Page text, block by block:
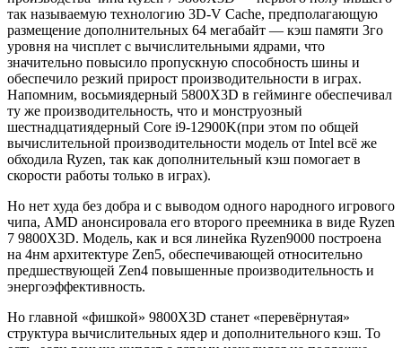
так называемую технологию 3D-V Cache, предполагающую
размещение дополнительных 64 мегабайт — кэш памяти 3го
уровня на чисплет с вычислительными ядрами, что
значительно повысило пропускную способность шины и
обеспечило резкий прирост производительности в играх.
Напомним, восьмиядерный 5800X3D в гейминге обеспечивал
ту же производительность, что и монструозный
шестнадцатиядерный Core i9-12900K(при этом по общей
вычислительной производительности модель от Intel всё же
обходила Ryzen, так как дополнительный кэш помогает в
скорости работы только в играх).
Но нет худа без добра и с выводом одного народного игрового
чипа, AMD анонсировала его второго преемника в виде Ryzen
7 9800X3D. Модель, как и вся линейка Ryzen9000 построена
на 4нм архитектуре Zen5, обеспечивающей относительно
предшествующей Zen4 повышенные производительность и
энергоэффективность.
Но главной «фишкой» 9800X3D станет «перевёрнутая»
структура вычислительных ядер и дополнительного кэш. То